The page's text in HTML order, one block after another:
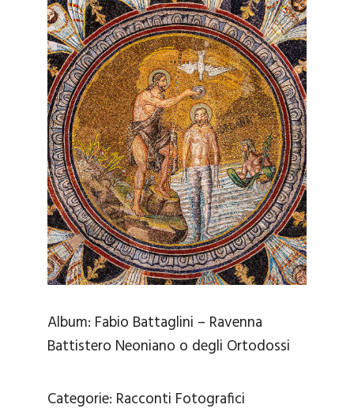
Album: Fabio Battaglini – Ravenna
Battistero Neoniano o degli Ortodossi
Categorie: Racconti Fotografici